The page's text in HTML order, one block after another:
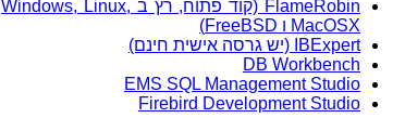
FlameRobin (קוד פתוח, רץ ב Windows, Linux,
MacOSX ו FreeBSD)
IBExpert (יש גרסה אישית חינם)
DB Workbench
EMS SQL Management Studio
Firebird Development Studio